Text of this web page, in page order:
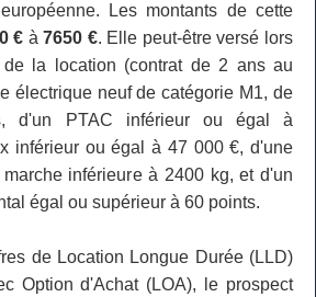
Les montants de cette
€ à7650 €. Elle peut-être versé lors
la location (contrat de 2 ans au
électrique neuf de catégorie M1, de
d'un PTAC inférieur ou égal à
inférieur ou égal à 47 000 €, d'une
inférieure à 2400 kg, et d'un
égal ou supérieur à 60 points.
de Location Longue Durée (LLD)
Option d'Achat (LOA), le prospect